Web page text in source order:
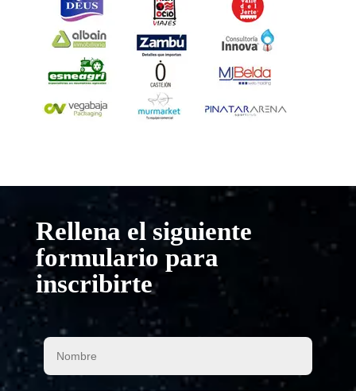
Rellena el siguiente
formulario para
inscribirte